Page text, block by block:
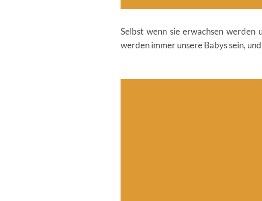
Selbst wenn sie erwachsen werden
werden immer unsere Babys sein,